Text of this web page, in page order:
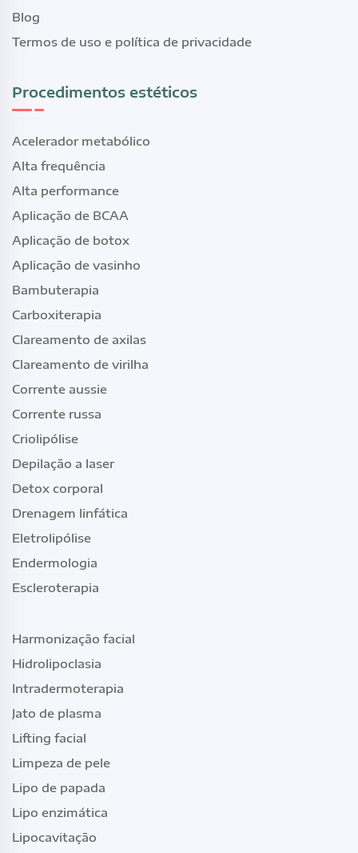
Blog
Termos de uso e política de privacidade
Procedimentos estéticos
Acelerador metabólico
Alta frequência
Alta performance
Aplicação de BCAA
Aplicação de botox
Aplicação de vasinho
Bambuterapia
Carboxiterapia
Clareamento de axilas
Clareamento de virilha
Corrente aussie
Corrente russa
Criolipólise
Depilação a laser
Detox corporal
Drenagem linfática
Eletrolipólise
Endermologia
Escleroterapia
Harmonização facial
Hidrolipoclasia
Intradermoterapia
Jato de plasma
Lifting facial
Limpeza de pele
Lipo de papada
Lipo enzimática
Lipocavitação